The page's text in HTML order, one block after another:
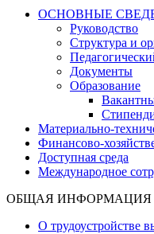
ОСНОВНЫЕ
Руководство
Структура и
Документы
Образование
Материально-
Финансово-
Доступная среда
Международное
ОБЩАЯ ИНФОРМАЦИЯ
О трудоустройстве